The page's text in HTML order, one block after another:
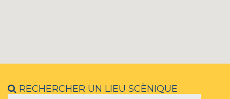
RECHERCHER UN LIEU SCÈNIQUE